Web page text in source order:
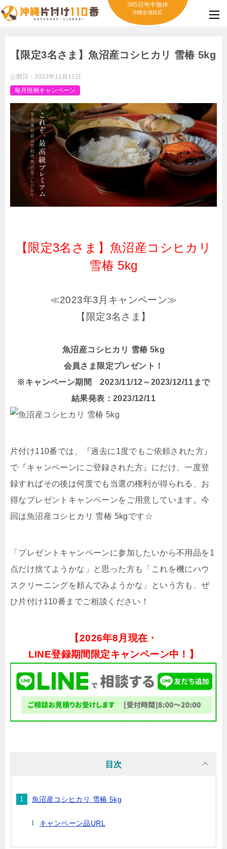
365日年中無休
沖縄全域対応
【限定3名さま】魚沼産コシヒカリ 雪椿 5kg
公開日： 2023年11月11日
毎月恒例キャンペーン
【限定3名さま】魚沼産コシヒカリ
雪椿 5kg
≪2023年3月キャンペーン≫
【限定3名さま】
魚沼産コシヒカリ 雪椿 5kg
会員さま限定プレゼント！
※キャンペーン期間 2023/11/12～2023/12/11まで
結果発表：2023/12/11
片付け110番では、『過去に1度でもご依頼された方』
で『キャンペーンにご登録された方』にだけ、一度登
録すればその後は何度でも当選の権利が得られる、お
得なプレゼントキャンペーンをご用意しています。今
回は魚沼産コシヒカリ 雪椿 5kgです☆
「プレゼントキャンペーンに参加したいから不用品を1
点だけ捨てようかな」と思った方も「これを機にハウ
スクリーニングを頼んでみようかな」という方も、ぜ
ひ片付け110番までご相談ください！
【2026年8月現在・
LINE登録期間限定キャンペーン中！】
目次
魚沼産コシヒカリ 雪椿 5kg
キャンペーン品URL